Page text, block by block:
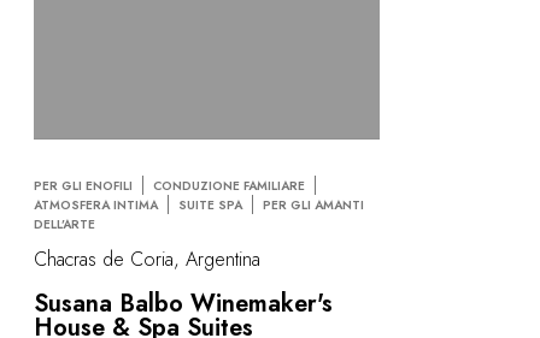
PER GLI ENOFILI
CONDUZIONE FAMILIARE
ATMOSFERA INTIMA
SUITE SPA
PER GLI AMANTI
DELL’ARTE
Chacras de Coria, Argentina
Susana Balbo Winemaker's
House & Spa Suites